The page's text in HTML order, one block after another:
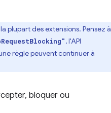
plupart des extensions. Pensez à
, l'API
règle peuvent continuer à
bloquer ou